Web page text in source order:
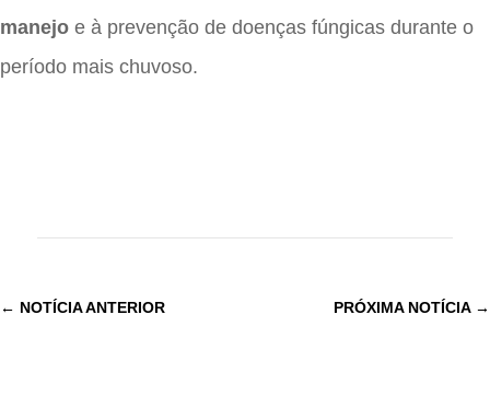
manejo e à prevenção de doenças fúngicas durante o
período mais chuvoso.
← NOTÍCIA ANTERIOR PRÓXIMA NOTÍCIA→